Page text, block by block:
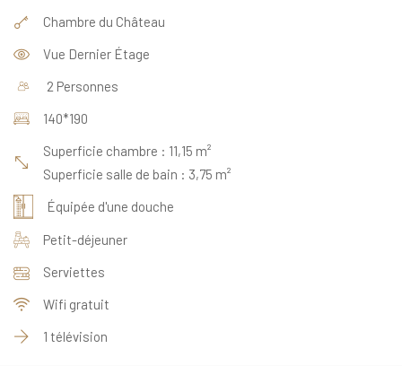
Chambre du Château
Vue Dernier Étage
2 Personnes
140*190
Superficie chambre : 11,15 m²
Superficie salle de bain : 3,75 m²
Équipée d'une douche
Petit-déjeuner
Serviettes
Wifi gratuit
1 télévision